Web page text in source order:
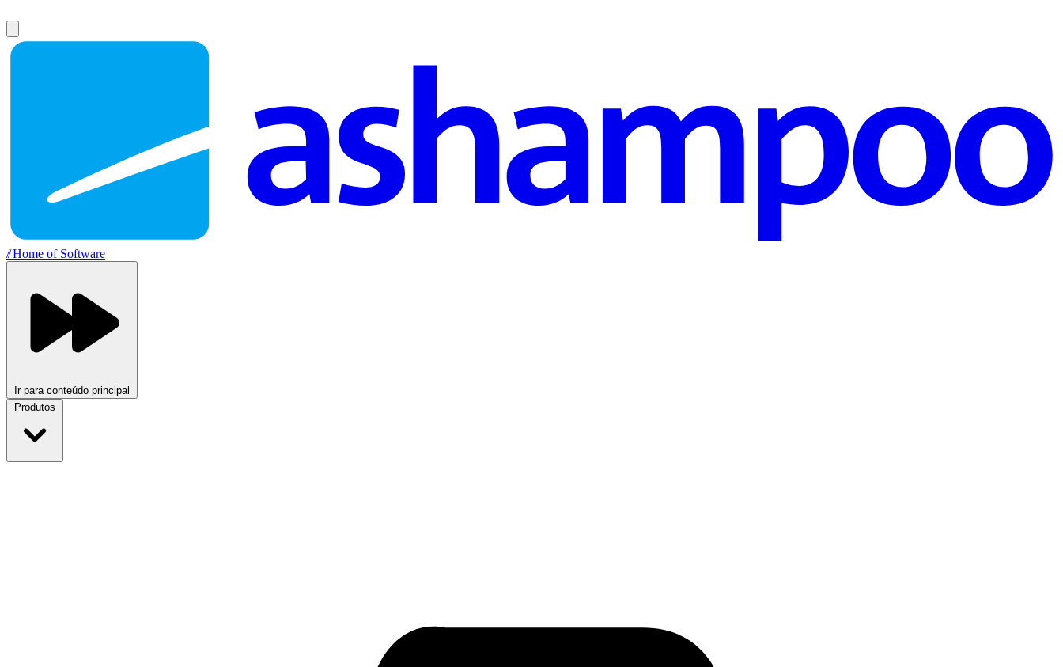
//Home of Software
Ir para conteúdo principal
Produtos